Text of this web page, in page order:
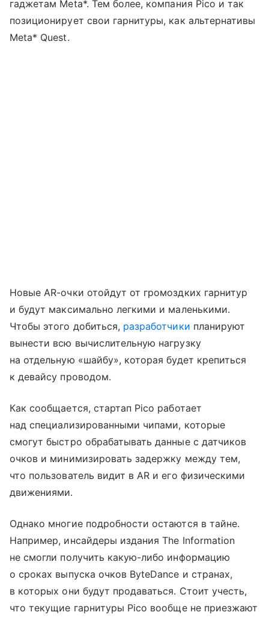
гаджетам Meta*. Тем более, компания Pico и так
позиционирует свои гарнитуры, как альтернативы
Meta* Quest.
Новые AR-очки отойдут от громоздких гарнитур
и будут максимально легкими и маленькими.
Чтобы этого добиться, разработчики планируют
вынести всю вычислительную нагрузку
на отдельную «шайбу», которая будет крепиться
к девайсу проводом.
Как сообщается, стартап Pico работает
над специализированными чипами, которые
смогут быстро обрабатывать данные с датчиков
очков и минимизировать задержку между тем,
что пользователь видит в AR и его физическими
движениями.
Однако многие подробности остаются в тайне.
Например, инсайдеры издания The Information
не смогли получить какую-либо информацию
о сроках выпуска очков ByteDance и странах,
в которых они будут продаваться. Стоит учесть,
что текущие гарнитуры Pico вообще не приезжают